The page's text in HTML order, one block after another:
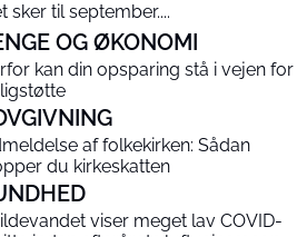
sker til september....
OG ØKONOMI
kan din opsparing stå i vejen for
af folkekirken: Sådan
du kirkeskatten
viser meget lav COVID-